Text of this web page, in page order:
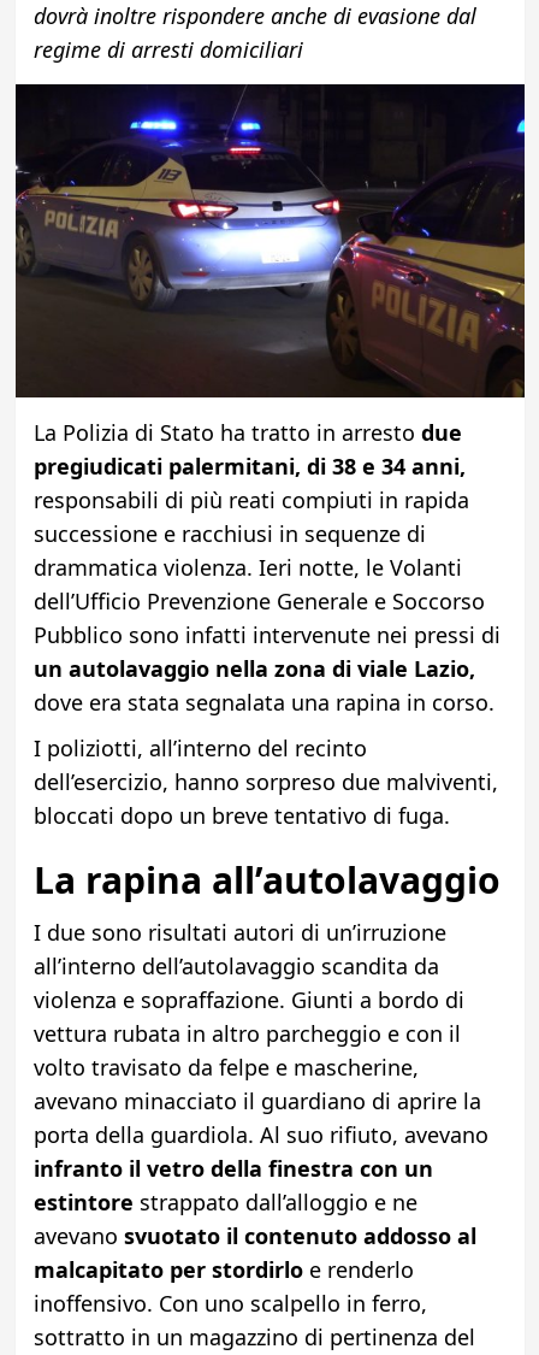
dovrà inoltre rispondere anche di evasione dal
regime di arresti domiciliari
La Polizia di Stato ha tratto in arresto due
pregiudicati palermitani, di 38 e 34 anni,
responsabili di più reati compiuti in rapida
successione e racchiusi in sequenze di
drammatica violenza. Ieri notte, le Volanti
dell’Ufficio Prevenzione Generale e Soccorso
Pubblico sono infatti intervenute nei pressi di
un autolavaggio nella zona di viale Lazio,
dove era stata segnalata una rapina in corso.
I poliziotti, all’interno del recinto
dell’esercizio, hanno sorpreso due malviventi,
bloccati dopo un breve tentativo di fuga.
La rapina all’autolavaggio
I due sono risultati autori di un’irruzione
all’interno dell’autolavaggio scandita da
violenza e sopraffazione. Giunti a bordo di
vettura rubata in altro parcheggio e con il
volto travisato da felpe e mascherine,
avevano minacciato il guardiano di aprire la
porta della guardiola. Al suo rifiuto, avevano
infranto il vetro della finestra con un
estintore strappato dall’alloggio e ne
avevano svuotato il contenuto addosso al
malcapitato per stordirloe renderlo
inoffensivo. Con uno scalpello in ferro,
sottratto in un magazzino di pertinenza del